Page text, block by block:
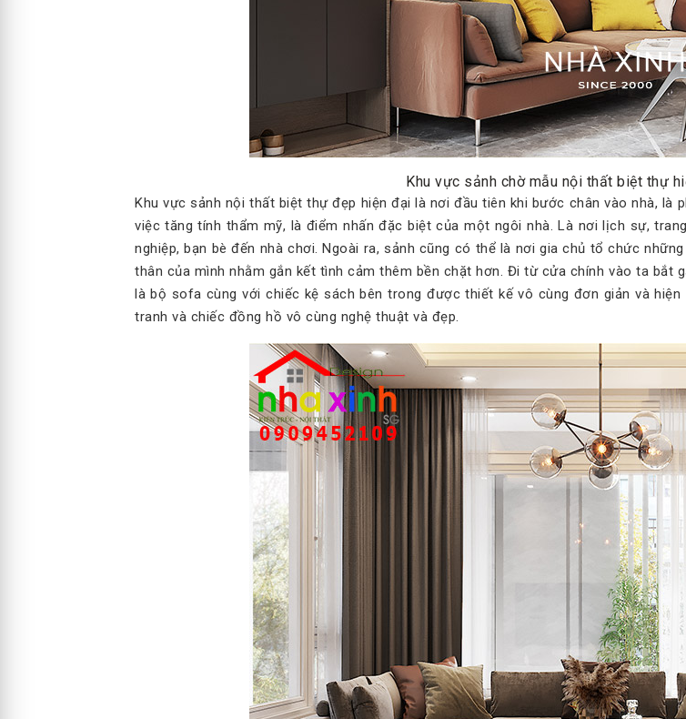
Khu vực sảnh chờ mẫu nội thất biệt thự
Khu vực sảnh nội thất biệt thự đẹp hiện đại là nơi đầu tiên khi bước chân vào nhà, là
việc tăng tính thẩm mỹ, là điểm nhấn đặc biệt của một ngôi nhà. Là nơi lịch sự,
nghiệp, bạn bè đến nhà chơi. Ngoài ra, sảnh cũng có thể là nơi gia chủ tổ chức
thân của mình nhằm gắn kết tình cảm thêm bền chặt hơn. Đi từ cửa chính vào ta bắt
là bộ sofa cùng với chiếc kệ sách bên trong được thiết kế vô cùng đơn giản và
tranh và chiếc đồng hồ vô cùng nghệ thuật và đẹp.